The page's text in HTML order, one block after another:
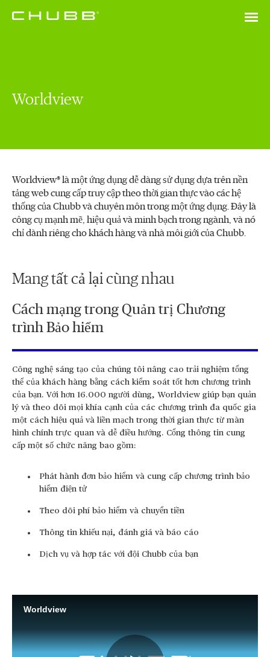
Worldview
Worldview® là một ứng dụng dễ dàng sử dụng dựa trên nền
tảng web cung cấp truy cập theo thời gian thực vào các hệ
thống của Chubb và chuyên môn trong một ứng dụng. Đây là
công cụ mạnh mẽ, hiệu quả và minh bạch trong ngành, và nó
chỉ dành riêng cho khách hàng và nhà môi giới của Chubb.
Mang tất cả lại cùng nhau
Cách mạng trong Quản trị Chương
trình Bảo hiểm
Công nghệ sáng tạo của chúng tôi nâng cao trải nghiệm tổng
thể của khách hàng bằng cách kiểm soát tốt hơn chương trình
của bạn. Với hơn 16.000 người dùng, Worldview giúp bạn quản
lý và theo dõi mọi khía cạnh của các chương trình đa quốc gia
một cách hiệu quả và liền mạch trong thời gian thực từ màn
hình chính trực quan và dễ điều hướng. Cổng thông tin cung
cấp một số chức năng bao gồm:
Phát hành đơn bảo hiểm và cung cấp chương trình bảo
hiểm điện tử
Theo dõi phí bảo hiểm và chuyển tiền
Thông tin khiếu nại, đánh giá và báo cáo
Dịch vụ và hợp tác với đội Chubb của bạn
Worldview